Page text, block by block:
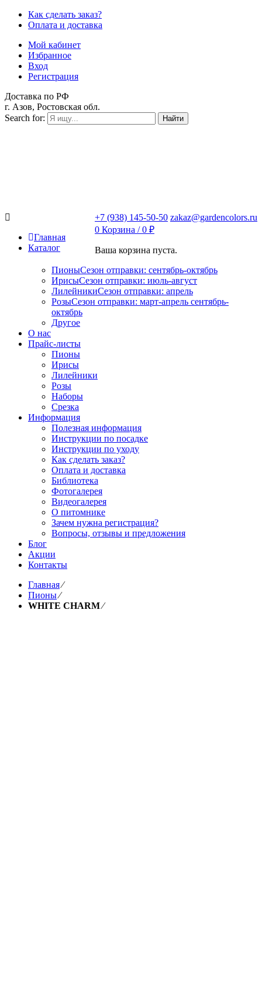
Как сделать заказ?
Оплата и доставка
Мой кабинет
Избранное
Вход
Регистрация
Доставка по РФ
г. Азов, Ростовская обл.
Search for:
Найти
+7 (938) 145-50-50 zakaz@gardencolors.ru
0 Корзина /0 ₽
Ваша корзина пуста.
Главная
Каталог
ПионыСезон отправки: сентябрь-октябрь
ИрисыСезон отправки: июль-август
ЛилейникиСезон отправки: апрель
РозыСезон отправки: март-апрель сентябрь-
октябрь
Другое
О нас
Прайс-листы
Пионы
Ирисы
Лилейники
Розы
Наборы
Срезка
Информация
Полезная информация
Инструкции по посадке
Инструкции по уходу
Как сделать заказ?
Оплата и доставка
Библиотека
Фотогалерея
Видеогалерея
О питомнике
Зачем нужна регистрация?
Вопросы, отзывы и предложения
Блог
Акции
Контакты
Главная⁄
Пионы⁄
WHITE CHARM⁄